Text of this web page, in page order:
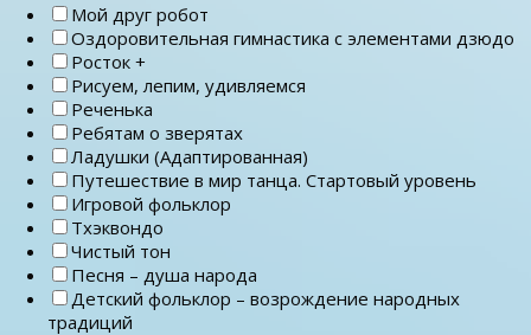
Мой друг робот
Оздоровительная гимнастика с элементами дзюдо
Росток +
Рисуем, лепим, удивляемся
Реченька
Ребятам о зверятах
Ладушки (Адаптированная)
Путешествие в мир танца. Стартовый уровень
Игровой фольклор
Тхэквондо
Чистый тон
Песня – душа народа
Детский фольклор – возрождение народных
традиций